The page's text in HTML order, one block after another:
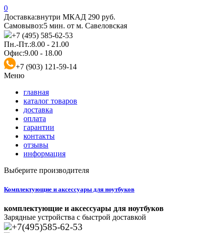
0
Доставка:внутри МКАД 290 руб.
Самовывоз:5 мин. от м. Савеловская
+7 (495) 585-62-53
Пн.-Пт.:8.00 - 21.00
Офис:9.00 - 18.00
+7 (903) 121-59-14
Меню
главная
каталог товаров
доставка
оплата
гарантии
контакты
отзывы
информация
Выберите производителя
Комплектующие и аксессуары для ноутбуков
комплектующие и аксессуары для ноутбуков
Зарядные устройства с быстрой доставкой
+7(495)585-62-53